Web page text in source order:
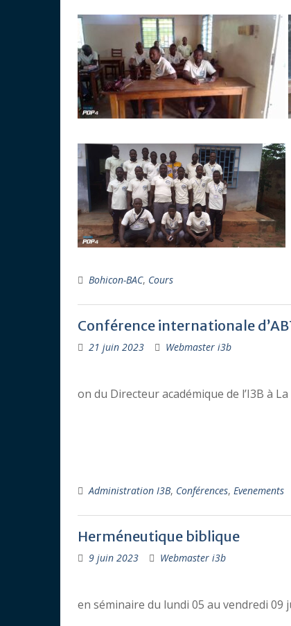
Bohicon-BAC, Cours
Conférence internationale
21 juin 2023 Webmaster i3b
on du Directeur académique de l’I3B à
Administration I3B, Conférences, Evenements
Herméneutique biblique
9 juin 2023 Webmaster i3b
en séminaire du lundi 05 au vendredi 09